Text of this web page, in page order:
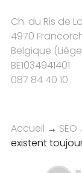
Ch. du Ris de
4970
Belgique (Liège
BE1034941401
087 84 40 10
Accueil → SEO
existent